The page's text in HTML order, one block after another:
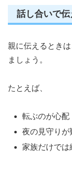
話し合いで伝
親に伝えるとき
ましょう。
たとえば、
転ぶのが心配
夜の見守りが
家族だけでは